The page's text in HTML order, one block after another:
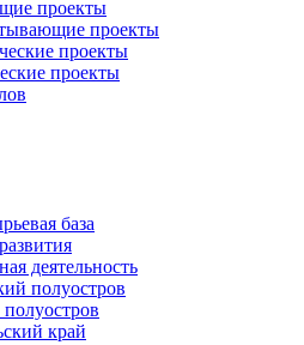
проекты
проекты
проекты
проекты
база
деятельность
полуостров
край